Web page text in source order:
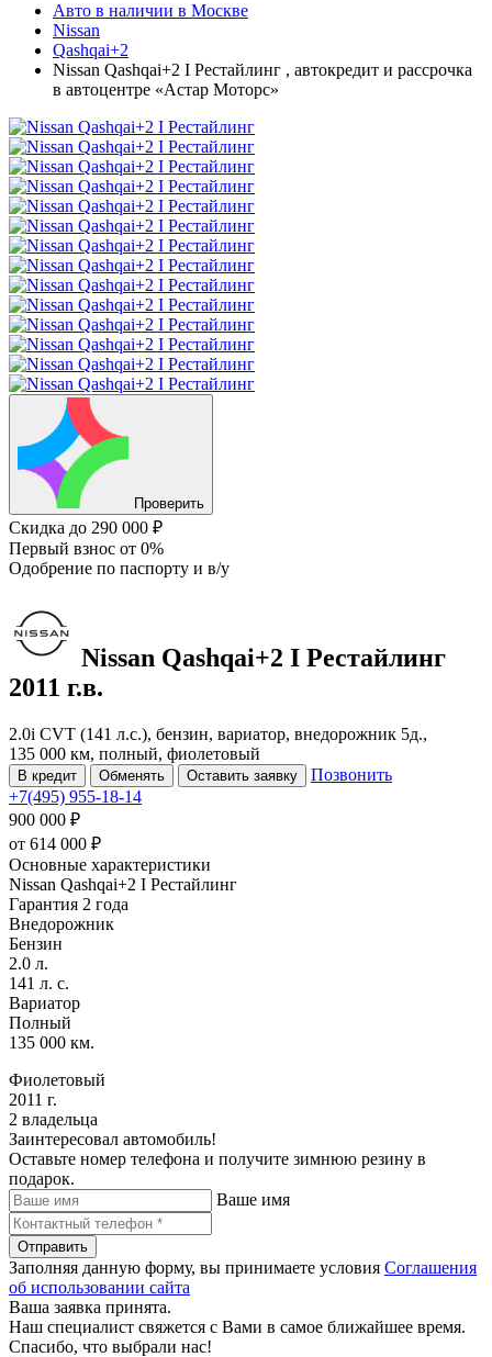
Авто в наличии в Москве
Nissan
Qashqai+2
Nissan Qashqai+2 I Рестайлинг , автокредит и рассрочка
в автоцентре «Астар Моторс»
Проверить
Скидка до 290 000 ₽
Первый взнос от 0%
Одобрение по паспорту и в/у
Nissan Qashqai+2 I Рестайлинг
2011 г.в.
2.0i CVT (141 л.с.), бензин, вариатор, внедорожник 5д.,
135 000 км, полный, фиолетовый
В кредит Обменять Оставить заявку
Позвонить
+7(495) 955-18-14
900 000 ₽
от 614 000 ₽
Основные характеристики
Nissan Qashqai+2 I Рестайлинг
Гарантия 2 года
Внедорожник
Бензин
2.0 л.
141 л. с.
Вариатор
Полный
135 000 км.
Фиолетовый
2011 г.
2 владельца
Заинтересовал автомобиль!
Оставьте номер телефона и получите зимнюю резину в
подарок.
Ваше имя
Отправить
Заполняя данную форму, вы принимаете условия Соглашения
об использовании сайта
Ваша заявка принята.
Наш специалист свяжется с Вами в самое ближайшее время.
Спасибо, что выбрали нас!